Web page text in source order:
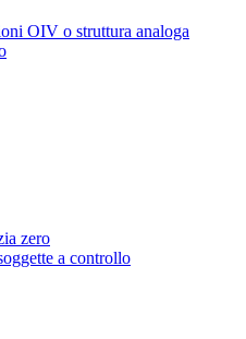
OIV o struttura analoga
zero
a controllo